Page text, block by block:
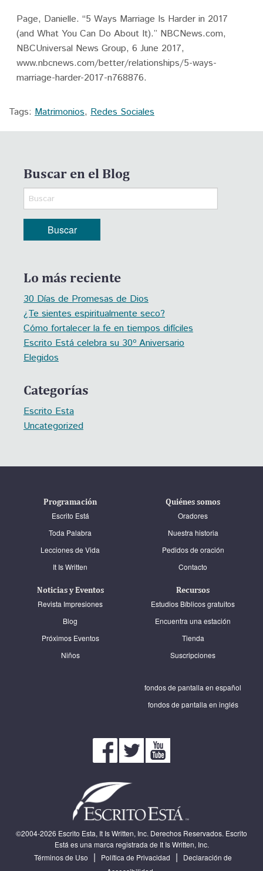
Page, Danielle. “5 Ways Marriage Is Harder in 2017
(and What You Can Do About It).” NBCNews.com,
NBCUniversal News Group, 6 June 2017,
www.nbcnews.com/better/relationships/5-ways-
marriage-harder-2017-n768876.
Tags: Matrimonios, Redes Sociales
Buscar en el Blog
Lo más reciente
30 Días de Promesas de Dios
¿Te sientes espiritualmente seco?
Cómo fortalecer la fe en tiempos difíciles
Escrito Está celebra su 30º Aniversario
Elegidos
Categorías
Escrito Esta
Uncategorized
Programación
Escrito Está
Toda Palabra
Lecciones de Vida
It Is Written
Quiénes somos
Oradores
Nuestra historia
Pedidos de oración
Contacto
Noticias y Eventos
Revista Impresiones
Blog
Próximos Eventos
Niños
Recursos
Estudios Bíblicos gratuitos
Encuentra una estación
Tienda
Suscripciones
fondos de pantalla en español
fondos de pantalla en inglés
©2004-2026 Escrito Esta, It Is Written, Inc. Derechos Reservados. Escrito
Está es una marca registrada de It Is Written, Inc.
Términos de Uso
| Política de Privacidad |
Declaración de